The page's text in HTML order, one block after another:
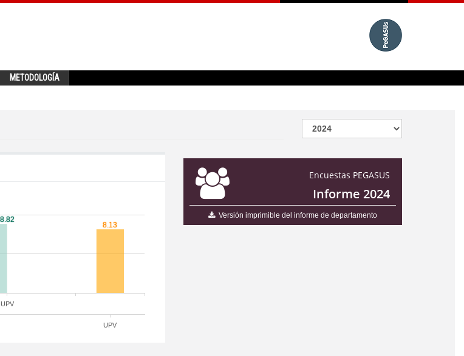
METODOLOGÍA
Encuestas PEGASUS
Informe 2024
Versión imprimible del informe de departamento
UPV
UPV